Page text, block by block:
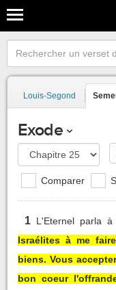
Louis-Segond
Exode
Comparer
1 L'Eternel parla
Israélites à me
biens. Vous
bon coeur